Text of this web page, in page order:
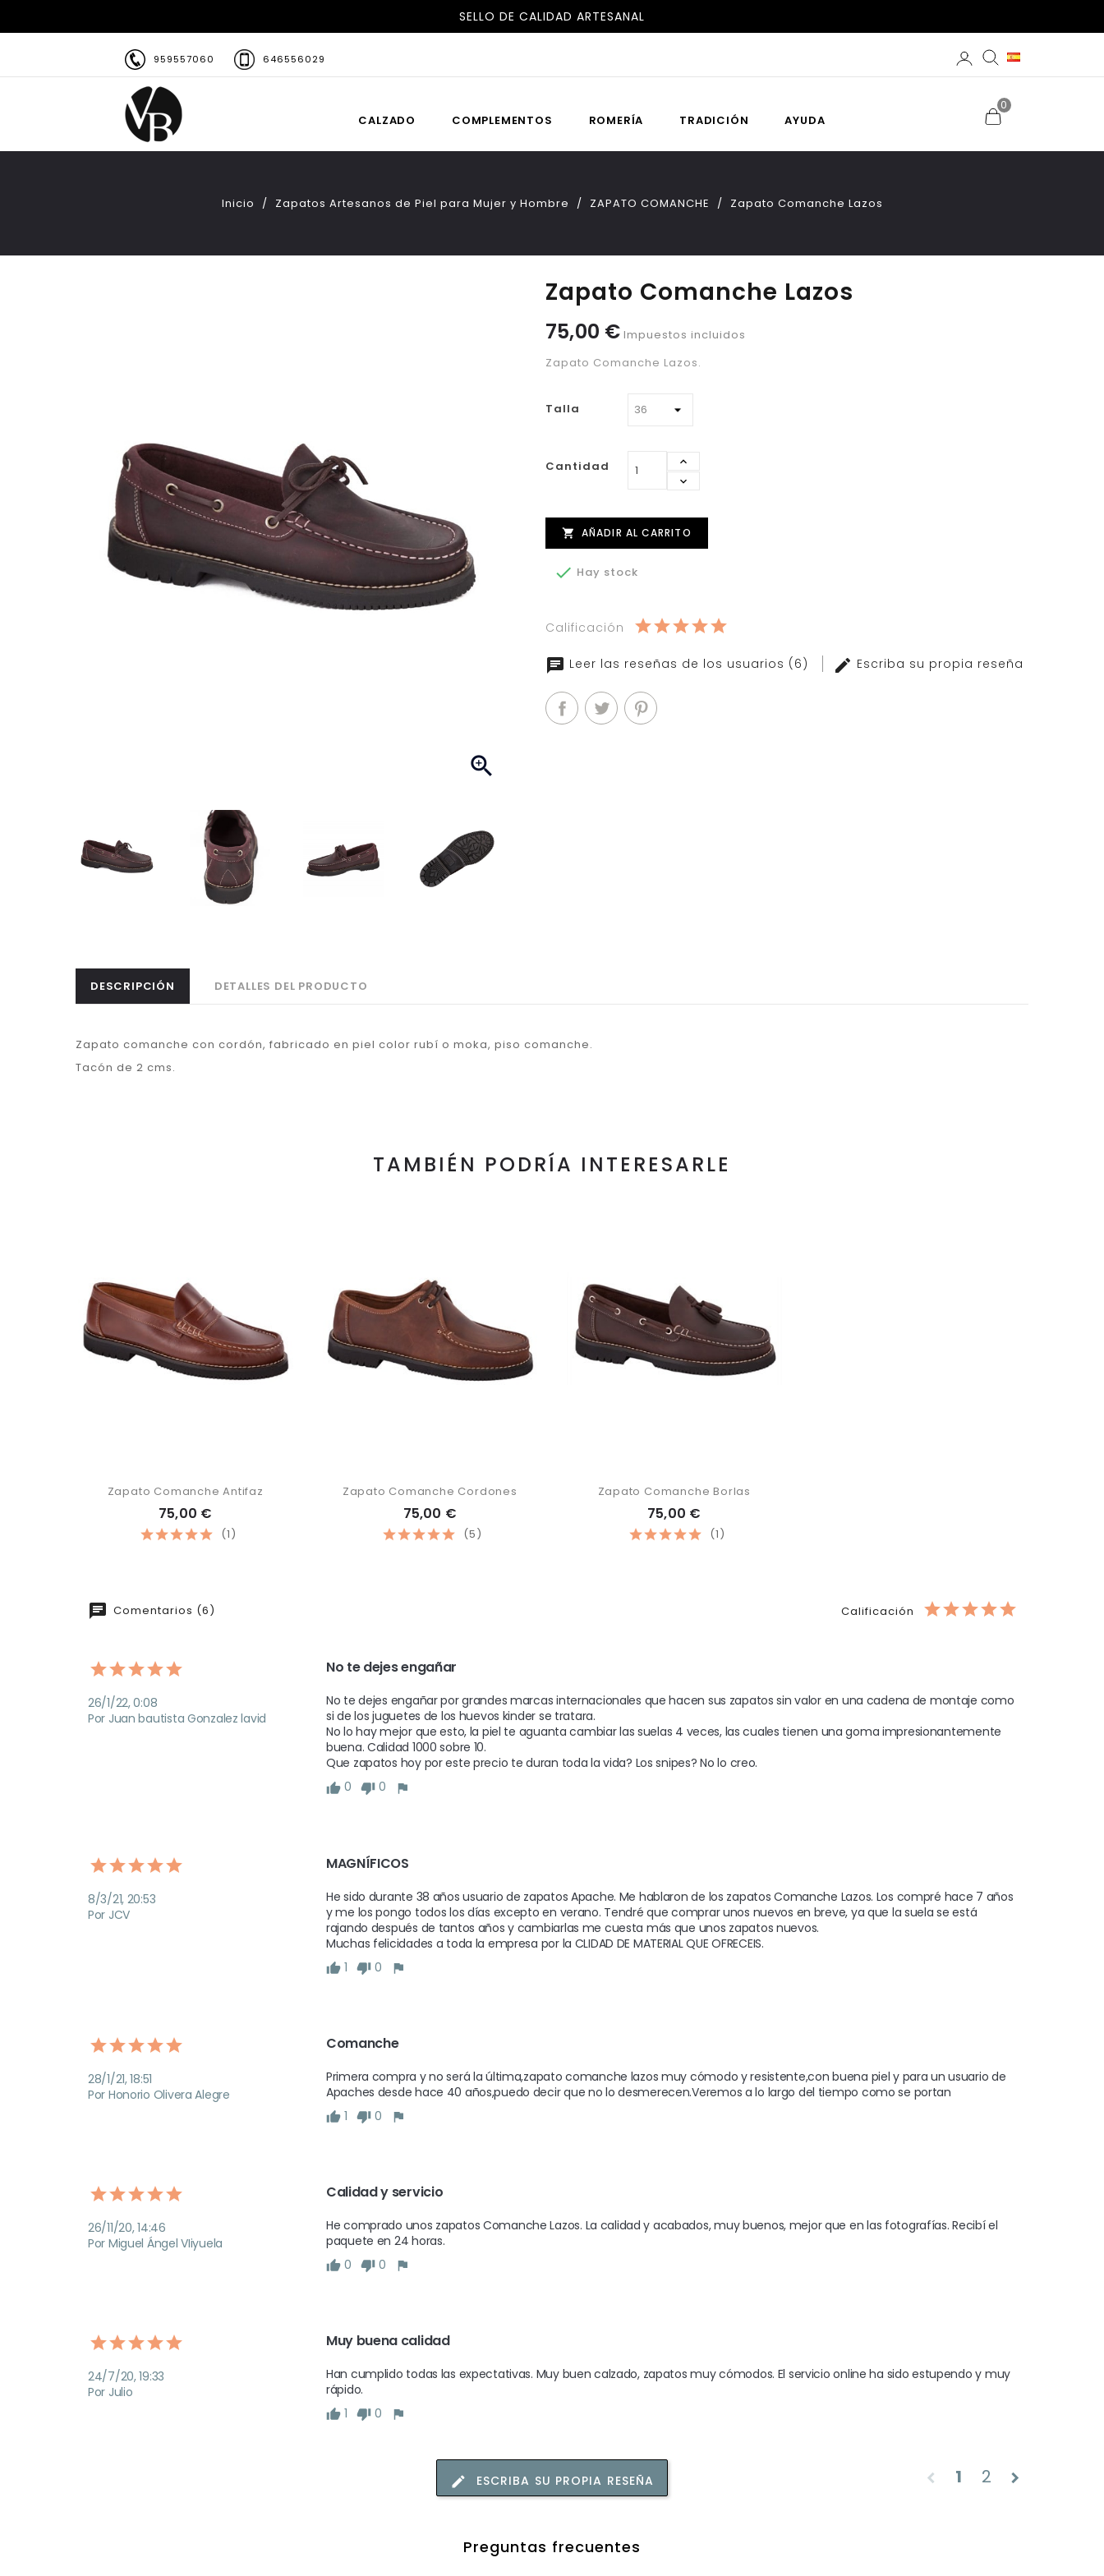
SELLO DE CALIDAD ARTESANAL
959557060 646556029
0
CALZADO
COMPLEMENTOS ROMERÍA TRADICIÓN AYUDA
Inicio Zapatos Artesanos de Piel para Mujer y Hombre ZAPATO COMANCHE Zapato Comanche Lazos

Zapato Comanche Lazos
75,00 € Impuestos incluidos
Zapato Comanche Lazos.
Talla
Cantidad
 AÑADIR AL CARRITO
 Hay stock
Calificación
Leer las reseñas de los usuarios (6) Escriba su propia reseña
DESCRIPCIÓN DETALLES DEL PRODUCTO
Zapato comanche con cordón, fabricado en piel color rubí o moka, piso comanche.
Tacón de 2 cms.
TAMBIÉN PODRÍA INTERESARLE
(1)
Zapato Comanche Antifaz
75,00 €
(5)
Zapato Comanche Cordones
75,00 €
(1)
Zapato Comanche Borlas
75,00 €
Comentarios (6) Calificación
26/1/22, 0:08
Por Juan bautista Gonzalez lavid
No te dejes engañar
No te dejes engañar por grandes marcas internacionales que hacen sus zapatos sin valor en una cadena de montaje como
si de los juguetes de los huevos kinder se tratara.
No lo hay mejor que esto, la piel te aguanta cambiar las suelas 4 veces, las cuales tienen una goma impresionantemente
buena. Calidad 1000 sobre 10.
Que zapatos hoy por este precio te duran toda la vida? Los snipes? No lo creo.
0
0
8/3/21, 20:53
Por JCV
MAGNÍFICOS
He sido durante 38 años usuario de zapatos Apache. Me hablaron de los zapatos Comanche Lazos. Los compré hace 7 años
y me los pongo todos los días excepto en verano. Tendré que comprar unos nuevos en breve, ya que la suela se está
rajando después de tantos años y cambiarlas me cuesta más que unos zapatos nuevos.
Muchas felicidades a toda la empresa por la CLIDAD DE MATERIAL QUE OFRECEIS.
1
0
28/1/21, 18:51
Por Honorio Olivera Alegre
Comanche
Primera compra y no será la última,zapato comanche lazos muy cómodo y resistente,con buena piel y para un usuario de
Apaches desde hace 40 años,puedo decir que no lo desmerecen.Veremos a lo largo del tiempo como se portan
1
0
26/11/20, 14:46
Por Miguel Ángel VIiyuela
Calidad y servicio
He comprado unos zapatos Comanche Lazos. La calidad y acabados, muy buenos, mejor que en las fotografías. Recibí el
paquete en 24 horas.
0
0
24/7/20, 19:33
Por Julio
Muy buena calidad
Han cumplido todas las expectativas. Muy buen calzado, zapatos muy cómodos. El servicio online ha sido estupendo y muy
rápido.
1
0
chevron_left 1 2 chevron_right
ESCRIBA SU PROPIA RESEÑA
Preguntas frecuentes